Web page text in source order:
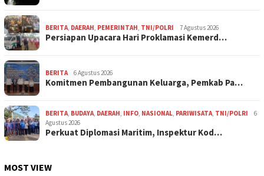
BERITA, DAERAH, PEMERINTAH, TNI/POLRI 7 Agustus 2026
Persiapan Upacara Hari Proklamasi Kemerd…
BERITA 6 Agustus 2026
Komitmen Pembangunan Keluarga, Pemkab Pa…
BERITA, BUDAYA, DAERAH, INFO, NASIONAL, PARIWISATA, TNI/POLRI
6
Agustus 2026
Perkuat Diplomasi Maritim, Inspektur Kod…
MOST VIEW